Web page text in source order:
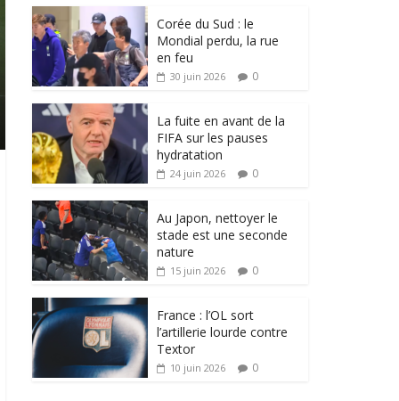
Corée du Sud : le
Mondial perdu, la rue
en feu
30 juin 2026 0
La fuite en avant de la
FIFA sur les pauses
hydratation
24 juin 2026 0
Au Japon, nettoyer le
stade est une seconde
nature
15 juin 2026 0
France : l’OL sort
l’artillerie lourde contre
Textor
10 juin 2026 0